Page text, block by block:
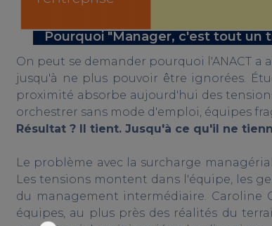
Pourquoi "Manager, c'est tout un
On peut se demander pourquoi l'ANACT
jusqu'à ne plus pouvoir être ignorées.
proximité absorbe aujourd'hui des
orchestrer sans mode d'emploi, équipes
Résultat ? Il tient. Jusqu'à ce qu'il ne
Le problème avec la surcharge
Les tensions montent dans l'équipe, les
du management intermédiaire. Caroline
équipes, au plus près des réalités du